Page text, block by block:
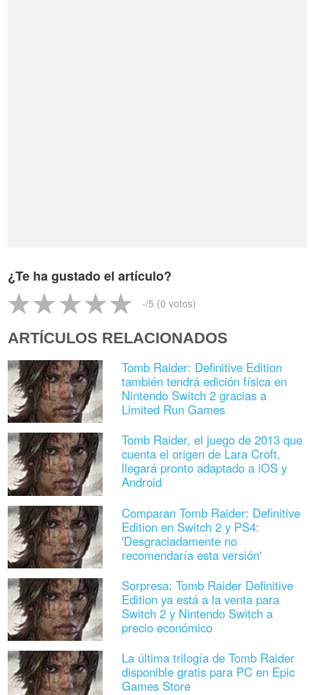
¿Te ha gustado el artículo?
-/5 (0 votos)
ARTÍCULOS RELACIONADOS
Tomb Raider: Definitive Edition
también tendrá edición física en
Nintendo Switch 2 gracias a
Limited Run Games
Tomb Raider, el juego de 2013 que
cuenta el origen de Lara Croft,
llegará pronto adaptado a iOS y
Android
Comparan Tomb Raider: Definitive
Edition en Switch 2 y PS4:
'Desgraciadamente no
recomendaría esta versión'
Sorpresa: Tomb Raider Definitive
Edition ya está a la venta para
Switch 2 y Nintendo Switch a
precio económico
La última trilogía de Tomb Raider
disponible gratis para PC en Epic
Games Store